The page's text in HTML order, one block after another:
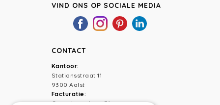
VIND ONS OP SOCIALE MEDIA
CONTACT
Kantoor:
Stationsstraat 11
9300 Aalst
Facturatie:
Capucienenlaan 31